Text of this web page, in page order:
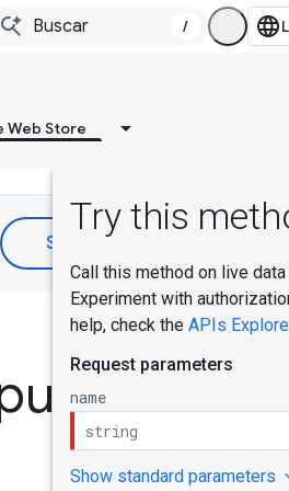
/
Web Store
¿Te resultó útil?